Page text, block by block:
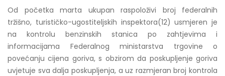
Od početka marta ukupan raspoloživi broj federalnih
tržišno, turističko-ugostiteljskih inspektora(12) usmjeren je
na kontrolu benzinskih stanica po zahtjevima i
informacijama Federalnog ministarstva trgovine o
povećanju cijena goriva, s obzirom da poskupljenje goriva
uvjetuje sva dalja poskupljenja, a uz razmjeran broj kontrola